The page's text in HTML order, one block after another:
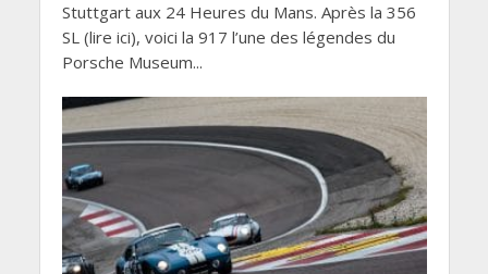
Stuttgart aux 24 Heures du Mans. Après la 356
SL (lire ici), voici la 917 l’une des légendes du
Porsche Museum...